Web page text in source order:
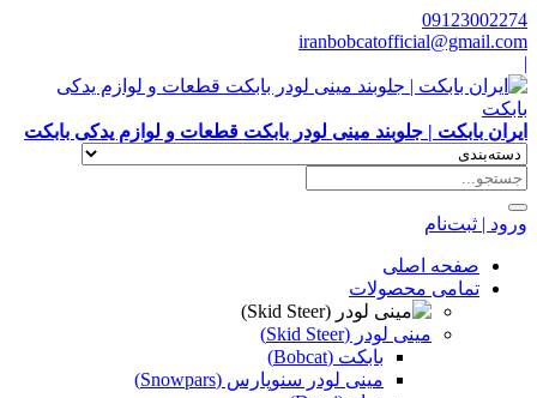
09123002274
iranbobcatofficial@gmail.com
|
ایران بابکت | جلوبند مینی لودر بابکت قطعات و لوازم یدکی بابکت
ورود | ثبت‌نام
صفحه اصلی
تمامی محصولات
مینی لودر (Skid Steer)
بابکت (Bobcat)
مینی لودر سنوپارس (Snowpars)